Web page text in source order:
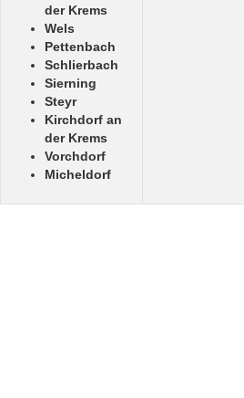
der Krems
Wels
Pettenbach
Schlierbach
Sierning
Steyr
Kirchdorf an
der Krems
Vorchdorf
Micheldorf